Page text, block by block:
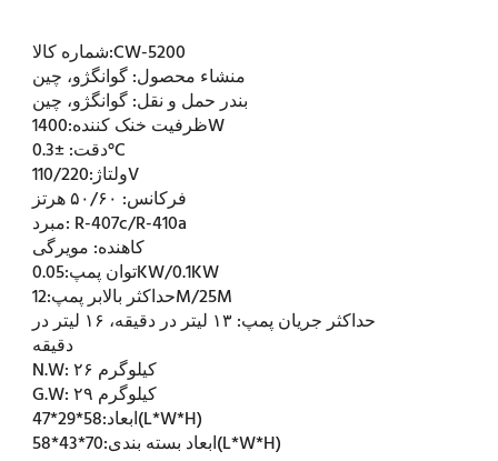
شماره کالا:CW-5200
منشاء محصول:گوانگژو، چین
بندر حمل و نقل:گوانگژو، چین
ظرفیت خنک کننده:1400W
دقت:±0.3°C
ولتاژ:110/220V
فرکانس: ۵۰/۶۰ هرتز
مبرد: R-407c/R-410a
کاهنده: مویرگی
توان پمپ:0.05KW/0.1KW
حداکثر بالابر پمپ:12M/25M
حداکثر جریان پمپ:
۱۳ لیتر در دقیقه، ۱۶ لیتر در
دقیقه
N.W:
۲۶ کیلوگرم
G.W:
۲۹ کیلوگرم
ابعاد:58*29*47(L*W*H)
ابعاد بسته بندی:70*43*58(L*W*H)